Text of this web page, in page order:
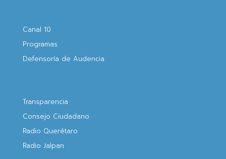
Canal 10
Programas
Defensoría de Audencia
Transparencia
Consejo Ciudadano
Radio Querétaro
Radio Jalpan